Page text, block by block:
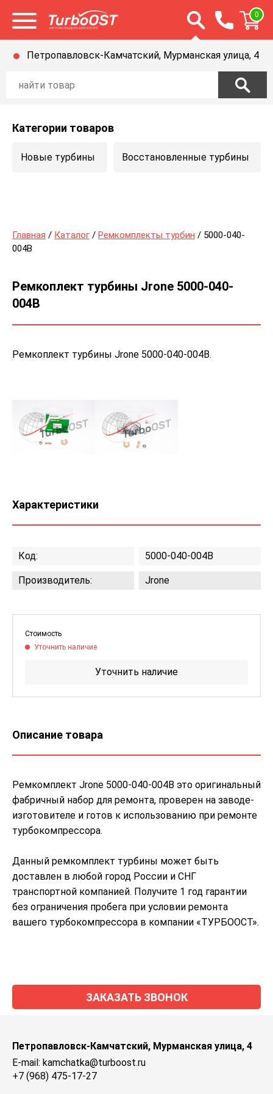
Открыть меню Открыть строку
0
Петропавловск-Камчатский, Мурманская улица, 4
Категории товаров
Новые турбины Восстановленные турбины
Главная / Каталог / Ремкомплекты турбин / 5000-040-
004B
Ремкоплект турбины Jrone 5000-040-
004B
Ремкоплект турбины Jrone 5000-040-004B.
Характеристики
Код: 5000-040-004B
Производитель: Jrone
Стоимость
Уточнить наличие
Уточнить наличие
Описание товара
Ремкомплект Jrone 5000-040-004B это оригинальный
фабричный набор для ремонта, проверен на заводе-
изготовителе и готов к использованию при ремонте
турбокомпрессора.
Данный ремкомплект турбины может быть
доставлен в любой город России и СНГ
транспортной компанией. Получите 1 год гарантии
без ограничения пробега при условии ремонта
вашего турбокомпрессора в компании «ТУРБООСТ».
ЗАКАЗАТЬ ЗВОНОК
Петропавловск-Камчатский, Мурманская улица, 4
E-mail: kamchatka@turboost.ru
+7 (968) 475-17-27